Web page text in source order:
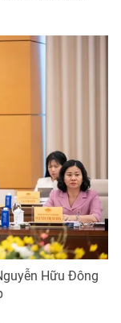
483/GP-BTTTT
Hữu Đông